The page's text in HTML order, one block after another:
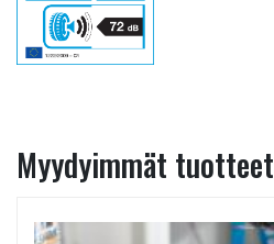
Myydyimmät tuotteet